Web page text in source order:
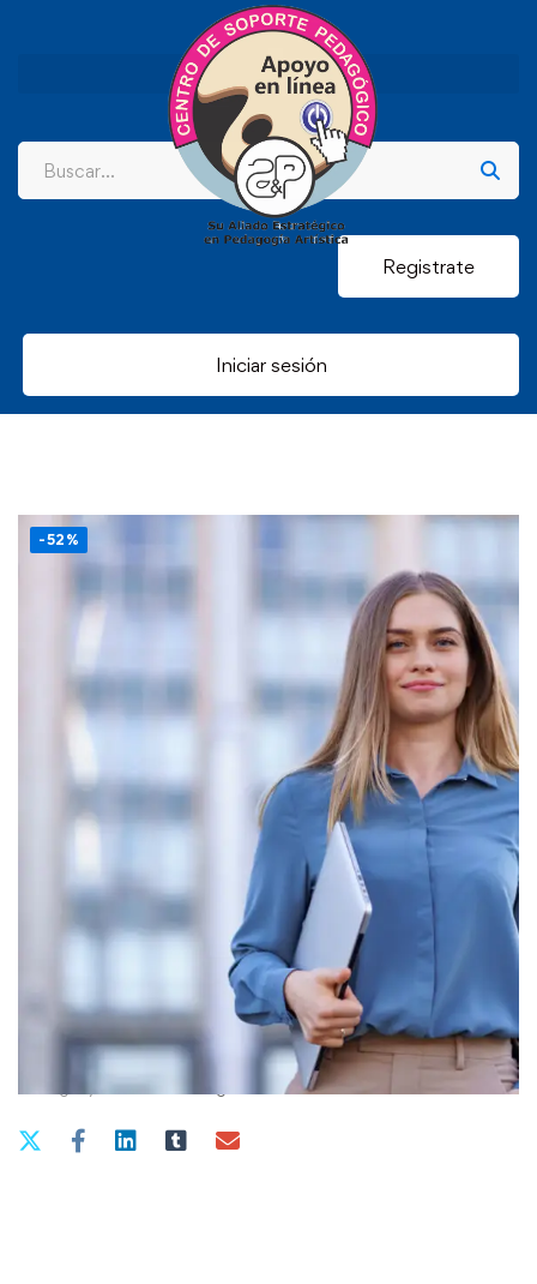
Registrate
Iniciar sesión
-52%
Fundamentals of
Accounting
15.00 $31 .00
Añadir al carrito